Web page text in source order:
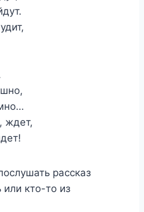
ждет,
рассказ
или кто-то из